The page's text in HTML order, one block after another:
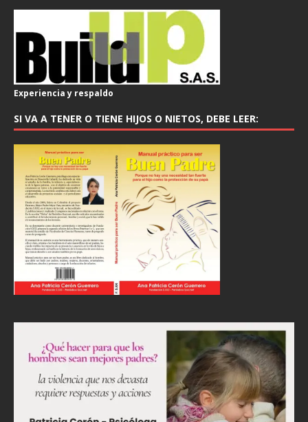
Experiencia y respaldo
SI VA A TENER O TIENE HIJOS O NIETOS, DEBE LEER: